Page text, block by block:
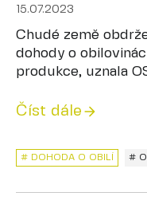
15.07.2023
Chudé země
dohody o
produkce, uznala
Číst dále
#
# DOHODA O OBILÍ